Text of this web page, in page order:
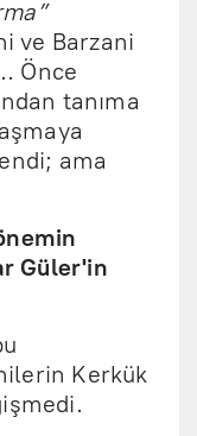
ve Barzani
Önce
tanıma
ama
Güler'in
Kerkük